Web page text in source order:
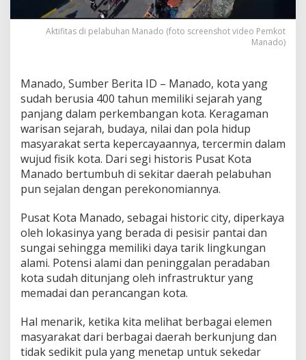
n
W
a
L
u
a
r
D
a
e
a
h
e
n
g
a
i
s
R
e
k
i
Aktifitas di pelabuhan Manado (foto screenshot video Pemkot
Manado)
Manado, Sumber Berita ID – Manado, kota yang
sudah berusia 400 tahun memiliki sejarah yang
panjang dalam perkembangan kota. Keragaman
warisan sejarah, budaya, nilai dan pola hidup
masyarakat serta kepercayaannya, tercermin dalam
wujud fisik kota. Dari segi historis Pusat Kota
Manado bertumbuh di sekitar daerah pelabuhan
pun sejalan dengan perekonomiannya.
Pusat Kota Manado, sebagai historic city, diperkaya
oleh lokasinya yang berada di pesisir pantai dan
sungai sehingga memiliki daya tarik lingkungan
alami. Potensi alami dan peninggalan peradaban
kota sudah ditunjang oleh infrastruktur yang
memadai dan perancangan kota.
Hal menarik, ketika kita melihat berbagai elemen
masyarakat dari berbagai daerah berkunjung dan
tidak sedikit pula yang menetap untuk sekedar